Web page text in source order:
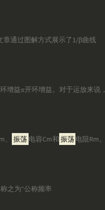
章通过图解方式展示了1/β曲线
增益≤开环增益。对于运放来说，
、 振荡 电容Cm和 振荡电阻Rm。
之为“公称频率